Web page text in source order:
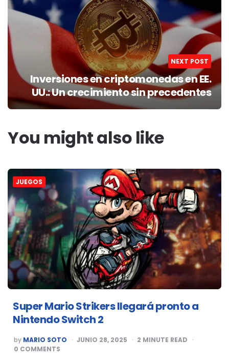
NEXT POST
Inversiones en criptomonedas en EE.
UU.: Un crecimiento sin precedentes
You might also like
JUEGOS
Super Mario Strikers llegará pronto a
Nintendo Switch 2
POSTED
BY
by MARIO SOTO JUNIO 28, 2025 2 MINUTE READ
0 COMMENTS